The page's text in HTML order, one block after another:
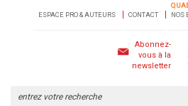
ESPACE PRO & AUTEURS CONTACT
NOS
Abonnez-
vous à la
newsletter